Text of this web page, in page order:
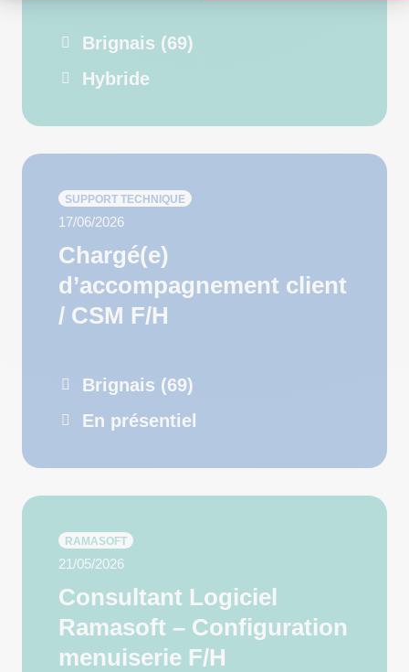
Brignais (69)
Hybride
SUPPORT TECHNIQUE
17/06/2026
Chargé(e)
d’accompagnement client
/ CSM F/H
Brignais (69)
En présentiel
RAMASOFT
21/05/2026
Consultant Logiciel
Ramasoft – Configuration
menuiserie F/H